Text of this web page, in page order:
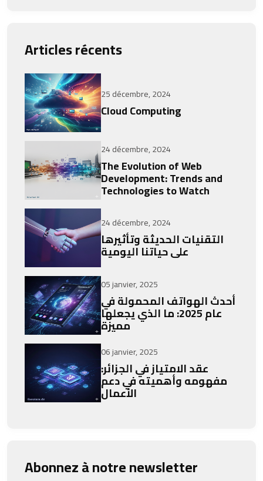
Articles récents
25 décembre, 2024
Cloud Computing
24 décembre, 2024
The Evolution of Web
Development: Trends and
Technologies to Watch
24 décembre, 2024
التقنيات الحديثة وتأثيرها
على حياتنا اليومية
05 janvier, 2025
أحدث الهواتف المحمولة في
عام 2025: ما الذي يجعلها
مميزة
06 janvier, 2025
عقد الامتياز في الجزائر:
مفهومه وأهميته في دعم
الأعمال
Abonnez à notre newsletter